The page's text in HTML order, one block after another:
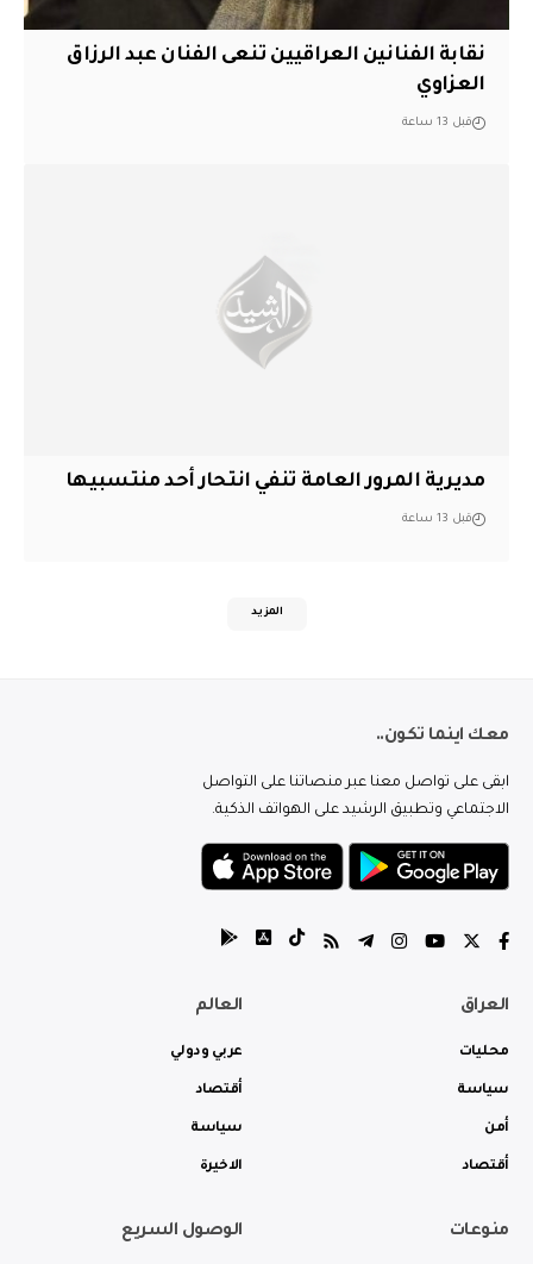
نقابة الفنانين العراقيين تنعى الفنان عبد الرزاق
العزاوي
قبل 13 ساعة
مديرية المرور العامة تنفي انتحار أحد منتسبيها
قبل 13 ساعة
المزيد
معك اينما تكون..
ابقى على تواصل معنا عبر منصاتنا على التواصل
الاجتماعي وتطبيق الرشيد على الهواتف الذكية.
العراق
محليات
سياسة
أمن
أقتصاد
العالم
عربي ودولي
أقتصاد
سياسة
الاخيرة
منوعات الوصول السريع